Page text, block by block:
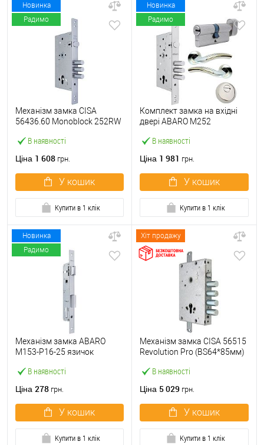
Новинка
Радимо
В наявності
Механізм замка CISA
56436.60 Monoblock 252RW
Ціна 1 608 грн.
У кошик
Купити в 1 клік
Новинка
Радимо
В наявності
Комплект замка на вхідні
двері ABARO M252
B100, протектором і
Ціна 1 981 грн.
У кошик
Купити в 1 клік
Новинка
Радимо
В наявності
Механізм замка ABARO
M153-P16-25 язичок
нікель
Ціна 278 грн.
У кошик
Купити в 1 клік
Хіт продажу
В наявності
Механізм замка CISA 56515
Revolution Pro (BS64*85мм)
торцевої планки
Ціна 5 029 грн.
У кошик
Купити в 1 клік